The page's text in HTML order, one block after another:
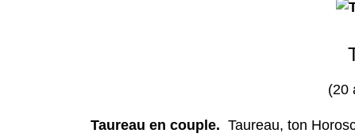
(20
Taureau en couple. Taureau, ton